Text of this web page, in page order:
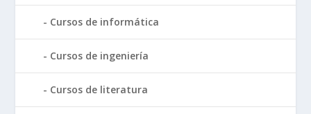
Cursos de informática
Cursos de ingeniería
Cursos de literatura